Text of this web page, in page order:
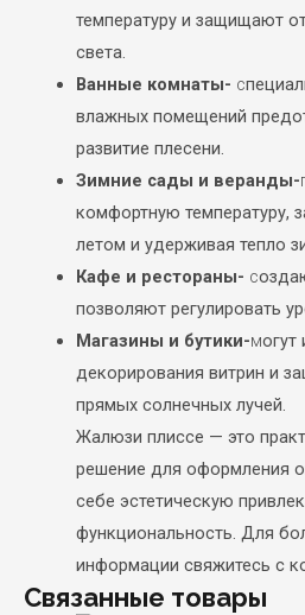
температуру и защищают
света.
Ванные комнаты- с
влажных помещений
развитие плесени.
Зимние сады и веранды-
комфортную температуру,
летом и удерживая тепло
Кафе и рестораны- с
позволяют регулировать
Магазины и бутики-могут
декорирования витрин и
прямых солнечных лучей.
Жалюзи плиссе — это
решение для оформления
себе эстетическую
функциональность. Для
информации свяжитесь с
Связанные товары